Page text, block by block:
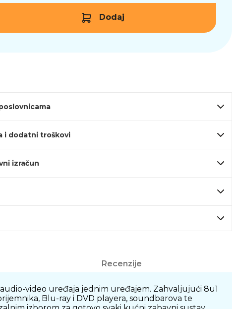
Dodaj
i dodatni troškovi
izračun
Recenzije
video uređaja jednim uređajem. Zahvaljujući 8u1
Blu-ray i DVD playera, soundbarova te